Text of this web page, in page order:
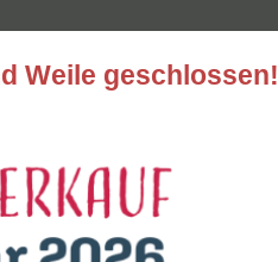
Weile geschlossen!